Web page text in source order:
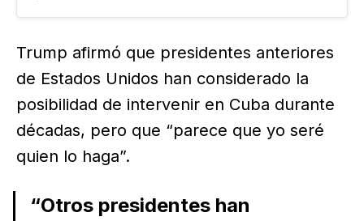
gobierno estadounidense…
Trump afirmó que presidentes anteriores
de Estados Unidos han considerado la
posibilidad de intervenir en Cuba durante
décadas, pero que “parece que yo seré
quien lo haga”.
“Otros presidentes han